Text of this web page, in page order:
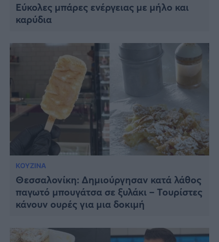
Εύκολες μπάρες ενέργειας με μήλο και
καρύδια
ΚΟΥΖΙΝΑ
Θεσσαλονίκη: Δημιούργησαν κατά λάθος
παγωτό μπουγάτσα σε ξυλάκι – Τουρίστες
κάνουν ουρές για μια δοκιμή